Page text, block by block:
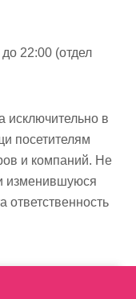
22:00 (отдел
в
посетителям
и компаний. Не
изменившуюся